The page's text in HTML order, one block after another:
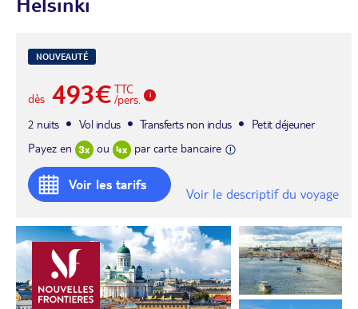
NOUVEAUTÉ
dès 493€ TTC
/pers.
2 nuits
Vol inclus Transferts non inclus
Petit déjeuner
Payez en
ou par carte bancaire
Voir les tarifs
Voir le descriptif du voyage